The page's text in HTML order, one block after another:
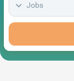
Jobs